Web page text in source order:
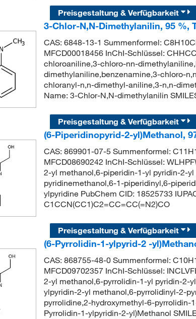
Preisgestaltung & Verfügbarkeit
3-Chlor-N,N-Dimethylanilin, 95 %,
CAS: 6848-13-1 Summenformel:
MFCD00018456 InChI-Schlüssel:
chloroaniline,3-chloro-nn-
dimethylaniline,benzenamine,3-chloro-
chloranyl-n,n-dimethyl-aniline,3-n,n-
Name: 3-Chlor-N,N-dimethylanilin
Preisgestaltung & Verfügbarkeit
(6-Piperidinopyrid-2-yl)Methanol,
CAS: 869901-07-5 Summenformel:
MFCD08690242 InChI-Schlüssel:
2-yl methanol,6-piperidin-1-yl pyridin-2-
pyridinemethanol,6-1-piperidinyl,6-
ylpyridine PubChem CID: 18525733
C1CCN(CC1)C2=CC=CC(=N2)CO
Preisgestaltung & Verfügbarkeit
(6-Pyrrolidin-1-ylpyrid-2 -
CAS: 868755-48-0 Summenformel:
MFCD09702357 InChI-Schlüssel:
2-yl methanol,6-pyrrolidin-1-yl pyridin-2-
ylpyridin-2-yl methanol,6-pyrrolidinyl-2-
pyrrolidine,2-hydroxymethyl-6-pyrrolidin-
Pyrrolidin-1-ylpyridin-2-yl)Methanol